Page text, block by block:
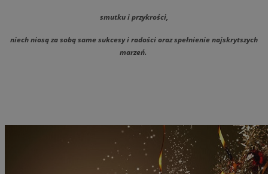
smutku i przykrości,
niech niosą za sobą same sukcesy i radości oraz spełnienie najskrytszych
marzeń.